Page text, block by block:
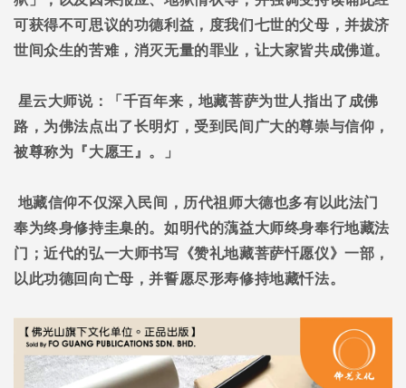
可获得不可思议的功德利益，度我们七世的父母，并拔济
世间众生的苦难，消灭无量的罪业，让大家皆共成佛道。
星云大师说：「千百年来，地藏菩萨为世人指出了成佛
路，为佛法点出了长明灯，受到民间广大的尊崇与信仰，
被尊称为『大愿王』。」
地藏信仰不仅深入民间，历代祖师大德也多有以此法门
奉为终身修持圭臬的。如明代的蕅益大师终身奉行地藏法
门；近代的弘一大师书写《赞礼地藏菩萨忏愿仪》一部，
以此功德回向亡母，并誓愿尽形寿修持地藏忏法。